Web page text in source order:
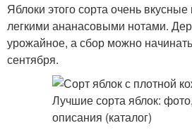
Яблоки этого сорта очень
легкими ананасовыми нотами.
урожайное, а сбор можно
сентября.